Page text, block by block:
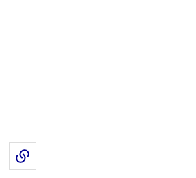
sur LinkedIn
Partager par email